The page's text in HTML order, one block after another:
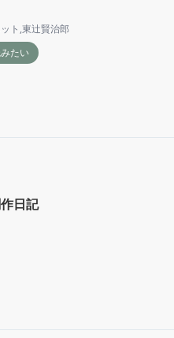
ト ,東辻賢治郎
たい
日記